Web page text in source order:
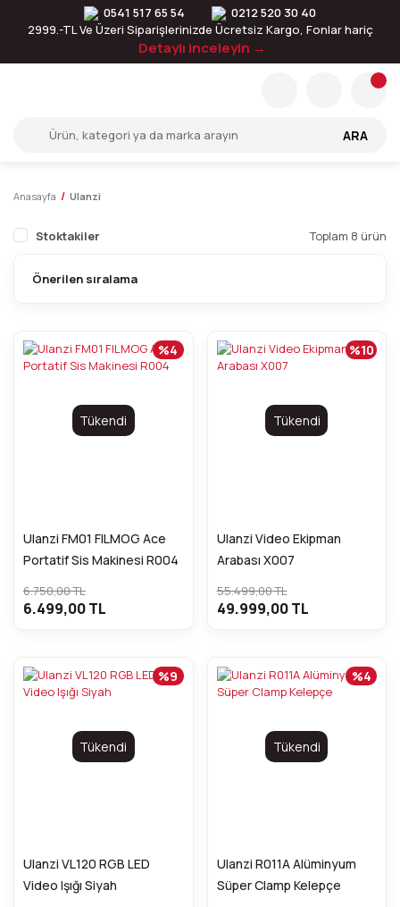
0541 517 65 54
0212 520 30 40
2999.-TL Ve Üzeri Siparişlerinizde Ücretsiz Kargo, Fonlar hariç
Detaylı inceleyin →
ARA
Anasayfa Ulanzi
Stoktakiler Toplam 8 ürün
Tükendi
Ulanzi FM01 FILMOG Ace
Portatif Sis Makinesi R004
%4
6.750,00 TL
6.499,00 TL
Tükendi
Ulanzi Video Ekipman
Arabası X007
%10
55.499,00 TL
49.999,00 TL
Tükendi
Ulanzi VL120 RGB LED
Video Işığı Siyah
%9
Tükendi
Ulanzi R011A Alüminyum
Süper Clamp Kelepçe
%4